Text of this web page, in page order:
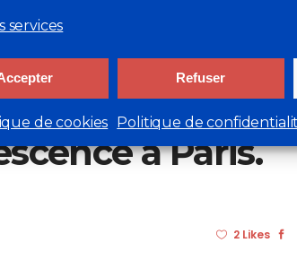
services
Refuser
de cookies Politique de
au 20 mars
à Paris.
2 Likes